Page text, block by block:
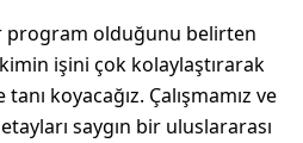
program olduğunu belirten
işini çok kolaylaştırarak
koyacağız. Çalışmamız ve
saygın bir uluslararası